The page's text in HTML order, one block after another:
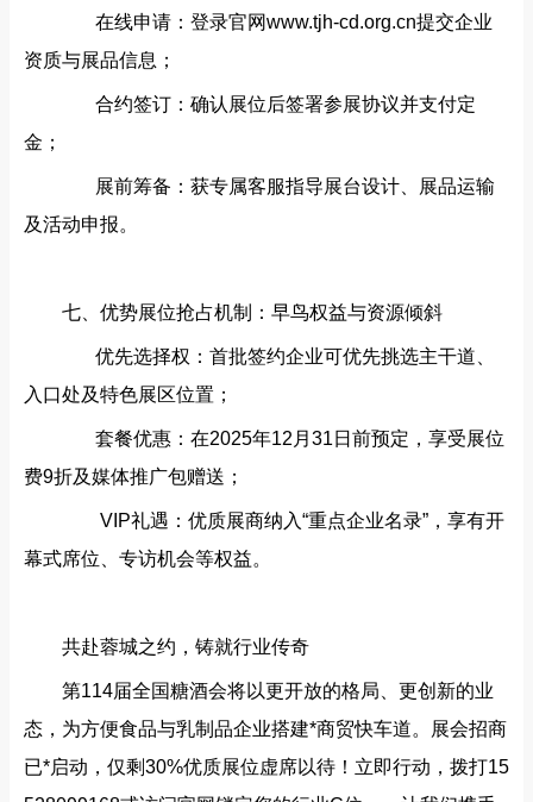
在线申请‌：登录官网www.tjh-cd.org.cn提交企业
资质与展品信息；
合约签订‌：确认展位后签署参展协议并支付定
金；
展前筹备‌：获专属客服指导展台设计、展品运输
及活动申报。
七、优势展位抢占机制：早鸟权益与资源倾斜‌
优先选择权‌：首批签约企业可优先挑选主干道、
入口处及特色展区位置；
套餐优惠‌：在2025年12月31日前预定，享受‌展位
费9折‌及‌媒体推广包‌赠送；
VIP礼遇‌：优质展商纳入“重点企业名录”，享有开
幕式席位、专访机会等权益。
共赴蓉城之约，铸就行业传奇‌
第114届全国糖酒会将以更开放的格局、更创新的业
态，为方便食品与乳制品企业搭建‌*商贸快车道‌。展会招商
已*启动，仅剩30%优质展位虚席以待！立即行动，拨打15